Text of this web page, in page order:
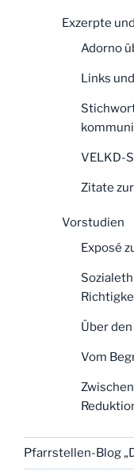
Exzerpte
Adorno
Links
VELKD-
Zitate
Vorstudien
Exposé
Über
Vom
Pfarrstellen-Blog